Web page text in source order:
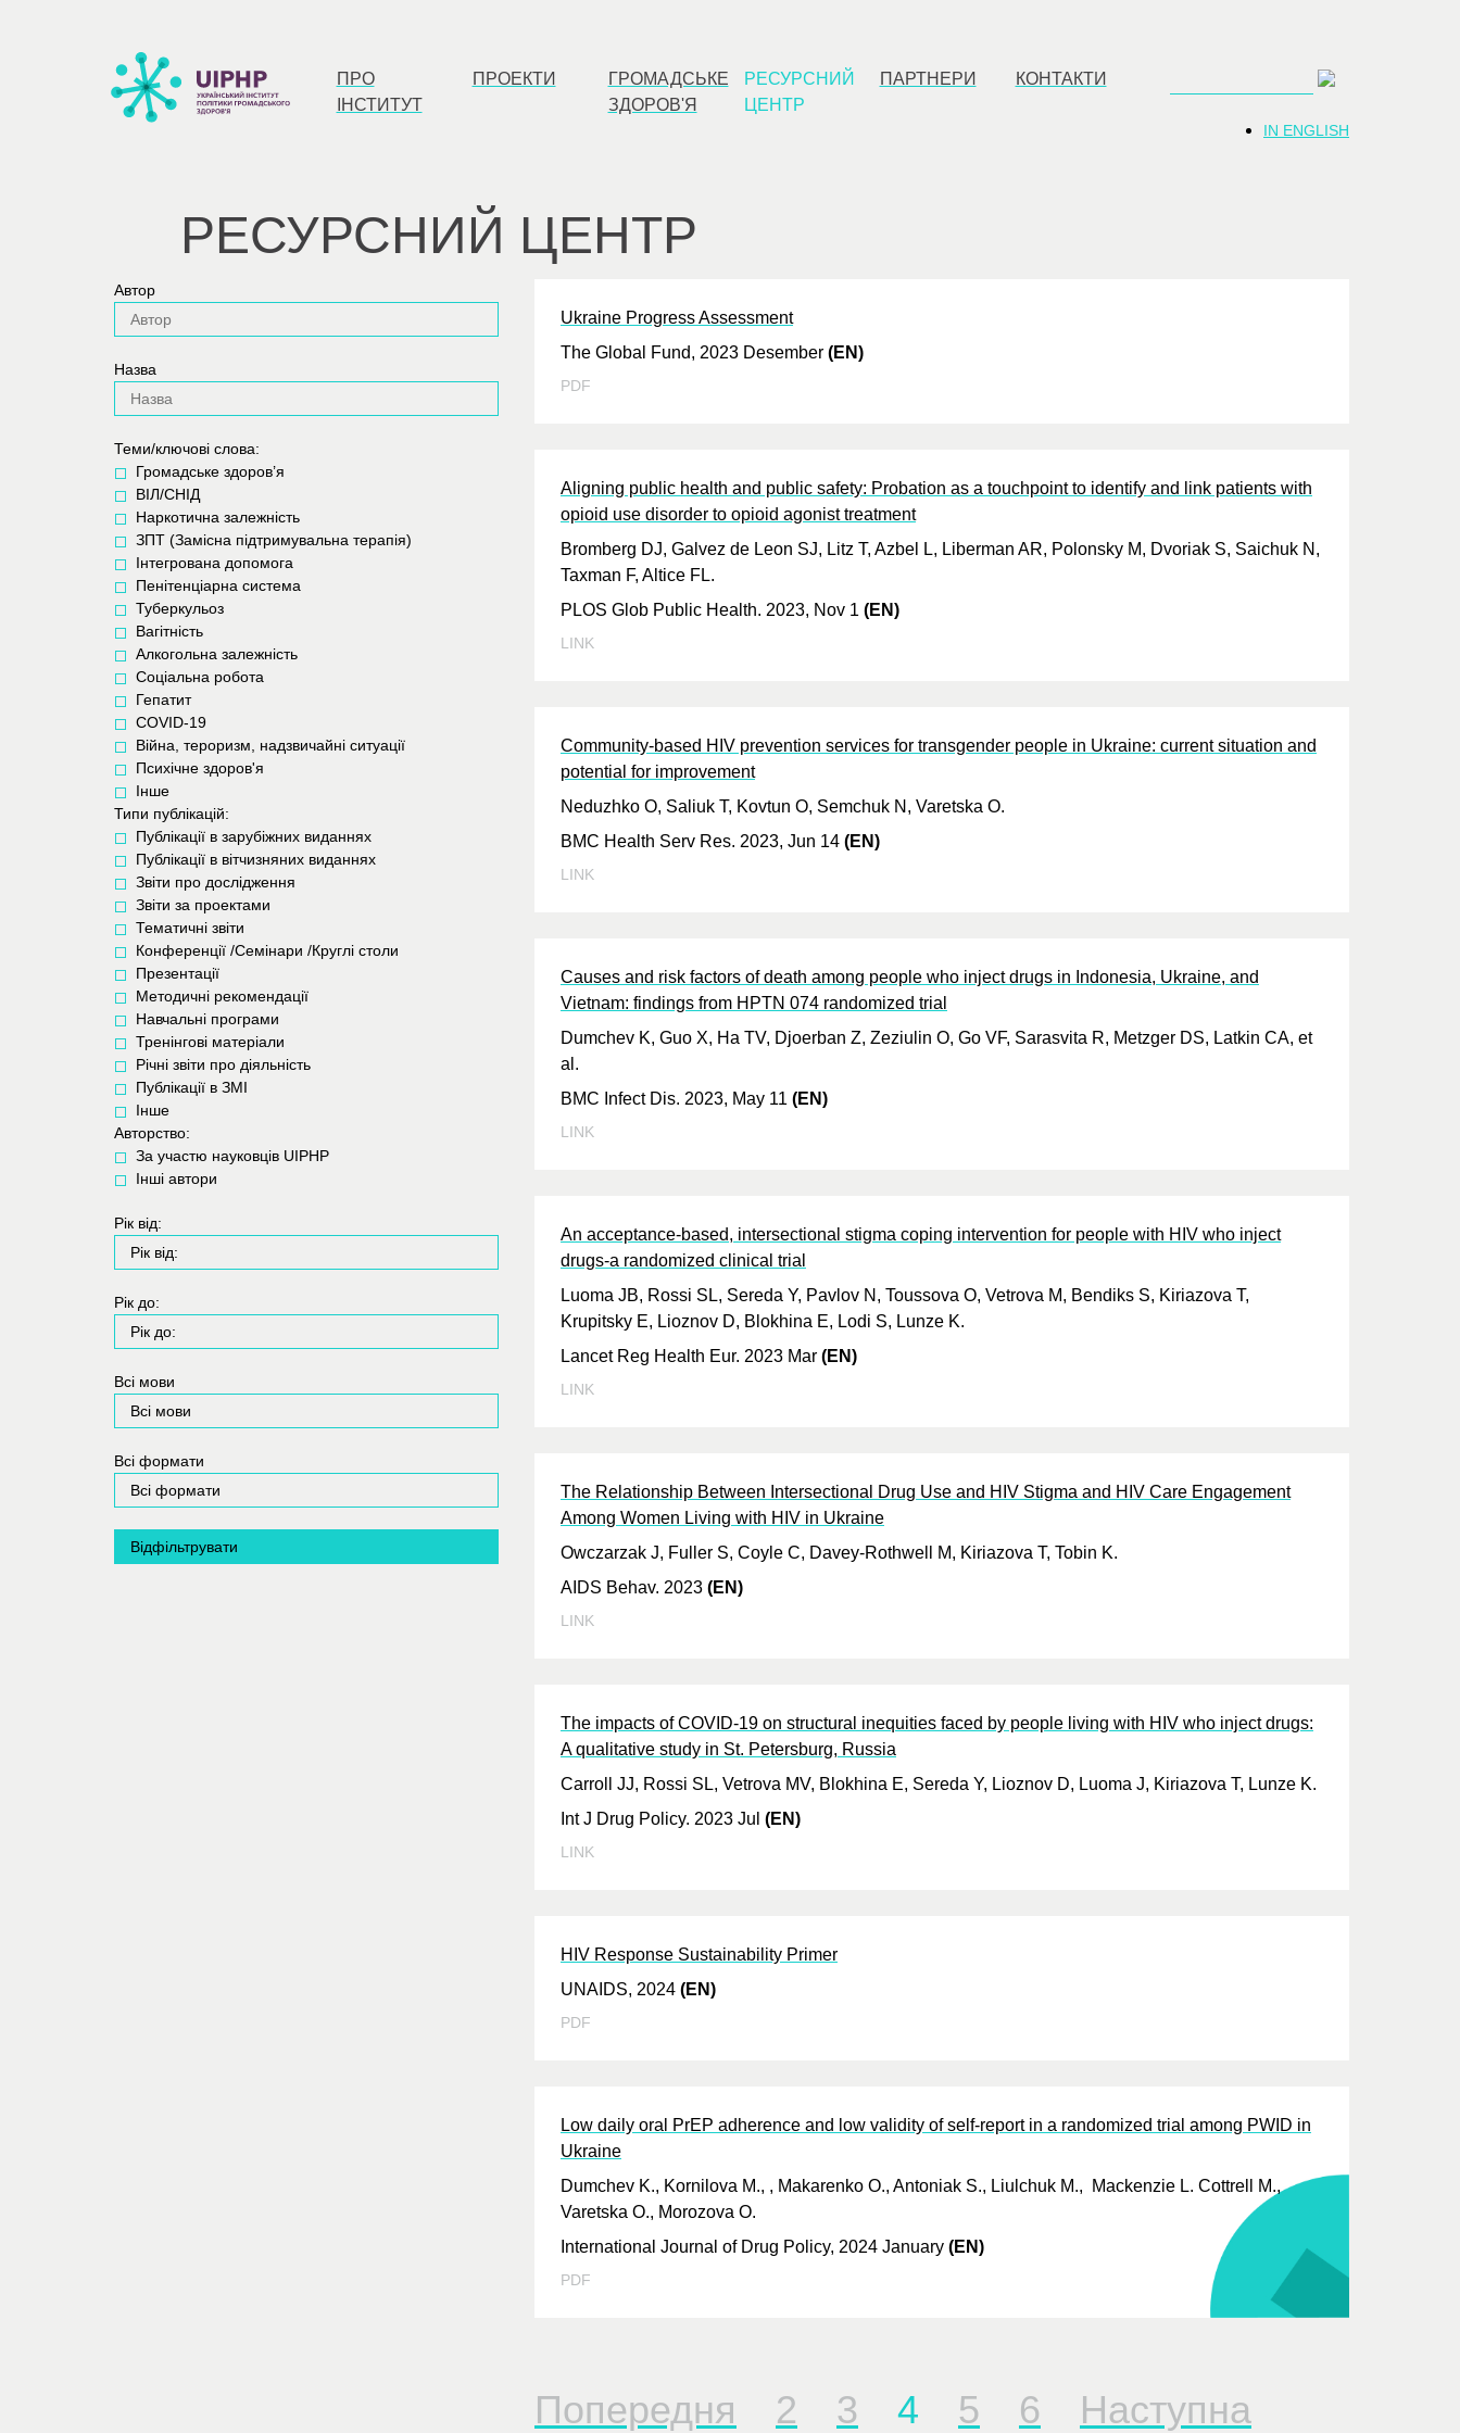
ПРО
ІНСТИТУТ
ПРОЕКТИ
ГРОМАДСЬКЕ
ЗДОРОВ'Я
РЕСУРСНИЙ
ЦЕНТР
ПАРТНЕРИ КОНТАКТИ
IN ENGLISH
РЕСУРСНИЙ ЦЕНТР
Автор
Назва
Теми/ключові слова:
Громадське здоров’я
ВІЛ/СНІД
Наркотична залежність
ЗПТ (Замісна підтримувальна терапія)
Інтегрована допомога
Пенітенціарна система
Туберкульоз
Вагітність
Алкогольна залежність
Соціальна робота
Гепатит
COVID-19
Війна, тероризм, надзвичайні ситуації
Психічне здоров'я
Інше
Типи публікацій:
Публікації в зарубіжних виданнях
Публікації в вітчизняних виданнях
Звіти про дослідження
Звіти за проектами
Тематичні звіти
Конференції /Семінари /Круглі столи
Презентації
Методичні рекомендації
Навчальні програми
Тренінгові матеріали
Річні звіти про діяльність
Публікації в ЗМІ
Інше
Авторство:
За участю науковців UIPHP
Інші автори
Рік від:
Рік до:
Всі мови
Всі формати
Ukraine Progress Assessment
The Global Fund, 2023 Desember (EN)
PDF
Aligning public health and public safety: Probation as a touchpoint to identify and link patients with
opioid use disorder to opioid agonist treatment
Bromberg DJ, Galvez de Leon SJ, Litz T, Azbel L, Liberman AR, Polonsky M, Dvoriak S, Saichuk N,
Taxman F, Altice FL.
PLOS Glob Public Health. 2023, Nov 1 (EN)
LINK
Community-based HIV prevention services for transgender people in Ukraine: current situation and
potential for improvement
Neduzhko O, Saliuk T, Kovtun O, Semchuk N, Varetska O.
BMC Health Serv Res. 2023, Jun 14 (EN)
LINK
Causes and risk factors of death among people who inject drugs in Indonesia, Ukraine, and
Vietnam: findings from HPTN 074 randomized trial
Dumchev K, Guo X, Ha TV, Djoerban Z, Zeziulin O, Go VF, Sarasvita R, Metzger DS, Latkin CA, et
al.
BMC Infect Dis. 2023, May 11 (EN)
LINK
An acceptance-based, intersectional stigma coping intervention for people with HIV who inject
drugs-a randomized clinical trial
Luoma JB, Rossi SL, Sereda Y, Pavlov N, Toussova O, Vetrova M, Bendiks S, Kiriazova T,
Krupitsky E, Lioznov D, Blokhina E, Lodi S, Lunze K.
Lancet Reg Health Eur. 2023 Mar (EN)
LINK
The Relationship Between Intersectional Drug Use and HIV Stigma and HIV Care Engagement
Among Women Living with HIV in Ukraine
Owczarzak J, Fuller S, Coyle C, Davey-Rothwell M, Kiriazova T, Tobin K.
AIDS Behav. 2023 (EN)
LINK
The impacts of COVID-19 on structural inequities faced by people living with HIV who inject drugs:
A qualitative study in St. Petersburg, Russia
Carroll JJ, Rossi SL, Vetrova MV, Blokhina E, Sereda Y, Lioznov D, Luoma J, Kiriazova T, Lunze K.
Int J Drug Policy. 2023 Jul (EN)
LINK
HIV Response Sustainability Primer
UNAIDS, 2024 (EN)
PDF
Low daily oral PrEP adherence and low validity of self-report in a randomized trial among PWID in
Ukraine
Dumchev K., Kornilova M., , Makarenko O., Antoniak S., Liulchuk M., Mackenzie L. Cottrell M.,
Varetska O., Morozova O.
International Journal of Drug Policy, 2024 January (EN)
PDF
Попередня 2 3 4 5 6 Наступна